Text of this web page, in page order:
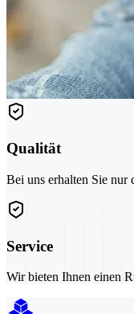
Qualität
Bei uns erhalten Sie nur
Service
Wir bieten Ihnen einen